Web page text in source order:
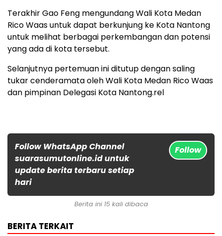
Terakhir Gao Feng mengundang Wali Kota Medan
Rico Waas untuk dapat berkunjung ke Kota Nantong
untuk melihat berbagai perkembangan dan potensi
yang ada di kota tersebut.
Selanjutnya pertemuan ini ditutup dengan saling
tukar cenderamata oleh Wali Kota Medan Rico Waas
dan pimpinan Delegasi Kota Nantong.rel
Follow WhatsApp Channel
suarasumutonline.id untuk
update berita terbaru setiap
hari
Follow
Berita ini 15 kali dibaca
BERITA TERKAIT